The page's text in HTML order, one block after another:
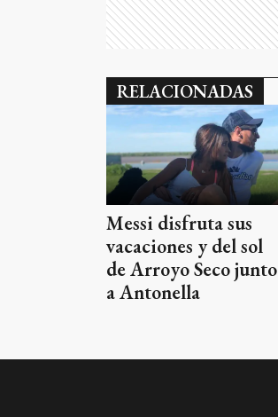
RELACIONADAS
Messi disfruta sus
vacaciones y del sol
de Arroyo Seco junto
a Antonella